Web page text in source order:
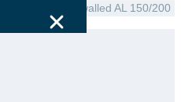
single-walled AL 150/200